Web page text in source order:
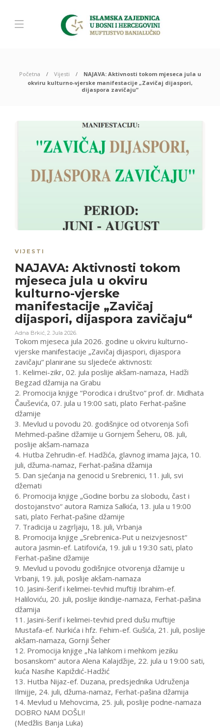
Početna Vijesti
NAJAVA: Aktivnosti tokom mjeseca jula u
okviru kulturno-vjerske manifestacije „Zavičaj dijaspori,
dijaspora zavičaju“
VIJESTI
NAJAVA: Aktivnosti tokom
mjeseca jula u okviru
kulturno-vjerske
manifestacije „Zavičaj
dijaspori, dijaspora zavičaju“
Adna Brkić, 2. Jula 2026.
Tokom mjeseca jula 2026. godine u okviru kulturno-
vjerske manifestacije „Zavičaj dijaspori, dijaspora
zavičaju“ planirane su sljedeće aktivnosti:
1. Kelimei-zikr, 02. jula poslije akšam-namaza, Hadži
Begzad džamija na Grabu
2. Promocija knjige “Porodica i društvo” prof. dr. Midhata
Čauševića, 07. jula u 19:00 sati, plato Ferhat-pašine
džamije
3. Mevlud u povodu 20. godišnjice od otvorenja Sofi
Mehmed-pašine džamije u Gornjem Šeheru, 08. juli,
poslije akšam-namaza
4. Hutba Zehrudin-ef. Hadžića, glavnog imama Jajca, 10.
juli, džuma-namaz, Ferhat-pašina džamija
5. Dan sjećanja na genocid u Srebrenici, 11. juli, svi
džemati
6. Promocija knjige „Godine borbu za slobodu, čast i
dostojanstvo“ autora Ramiza Salkića, 13. jula u 19:00
sati, plato Ferhat-pašine džamije
7. Tradicija u zagrljaju, 18. juli, Vrbanja
8. Promocija knjige „Srebrenica-Put u neizvjesnost“
autora Jasmin-ef. Latifovića, 19. juli u 19:30 sati, plato
Ferhat-pašine džamije
9. Mevlud u povodu godišnjice otvorenja džamije u
Vrbanji, 19. juli, poslije akšam-namaza
10. Jasini-šerif i kelimei-tevhid muftiji Ibrahim-ef.
Haliloviću, 20. juli, poslije ikindije-namaza, Ferhat-pašina
džamija
11. Jasini-šerif i kelimei-tevhid pred dušu muftije
Mustafa-ef. Nurkića i hfz. Fehim-ef. Gušića, 21. juli, poslije
akšam-namaza, Gornji Šeher
12. Promocija knjige „Na lahkom i mehkom jeziku
bosanskom“ autora Alena Kalajdžije, 22. jula u 19:00 sati,
kuća Nasihe Kapiždić-Hadžić
13. Hutba Nijaz-ef. Duzana, predsjednika Udruženja
Ilmijje, 24. juli, džuma-namaz, Ferhat-pašina džamija
14. Mevlud u Mehovcima, 25. juli, poslije podne-namaza
DOBRO NAM DOŠLI!
(Medžlis Banja Luka)